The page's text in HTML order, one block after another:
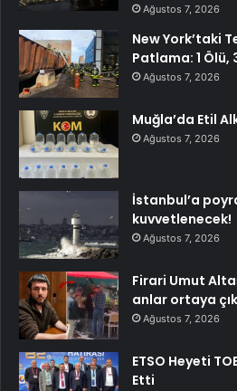
Ağustos 7, 2026
New York’taki
Patlama: 1 Ölü,
Ağustos 7, 2026
Muğla’da Etil
Ağustos 7, 2026
İstanbul’a
kuvvetlenecek!
Ağustos 7, 2026
Firari Umut
anlar ortaya
Ağustos 7, 2026
ETSO Heyeti
Etti